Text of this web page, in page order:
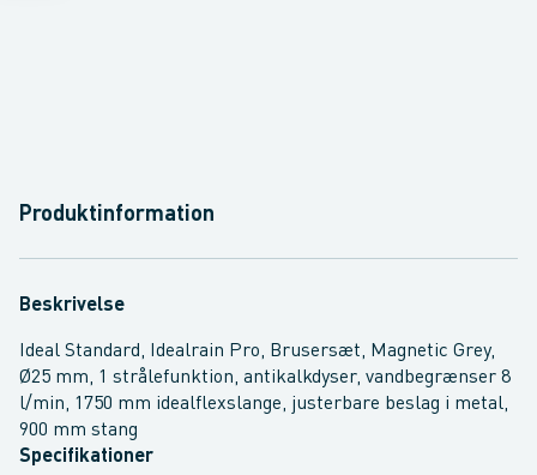
Produktinformation
Beskrivelse
Ideal Standard, Idealrain Pro, Brusersæt, Magnetic Grey,
Ø25 mm, 1 strålefunktion, antikalkdyser, vandbegrænser 8
l/min, 1750 mm idealflexslange, justerbare beslag i metal,
900 mm stang
Specifikationer